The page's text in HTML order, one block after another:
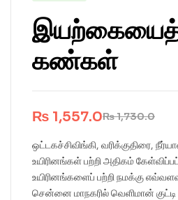
இயற்கையைத்
கண்கள்
₨1,730.0
₨ 1,557.0
ஒட்டகச்சிவிங்கி, வரிக்குதிரை,
உயிரினங்கள் பற்றி அதிகம்
உயிரினங்களைப் பற்றி நமக்கு
சென்னை மாநகரில் வெளிமான்